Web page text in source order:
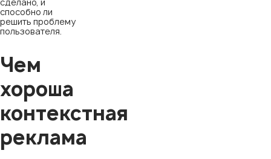
способно ли
решить проблему
пользователя.
Чем
хороша
контекстная
реклама